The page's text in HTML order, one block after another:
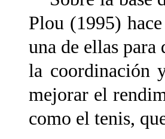
Plou (1995)
una de ellas
la coordinación
mejorar el
como el tenis,